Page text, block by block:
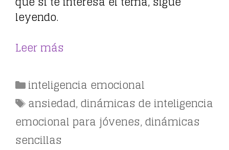
leyendo.
Leer más
Categorías
inteligencia emocional
Etiquetas
ansiedad,dinámicas de inteligencia
emocional para jóvenes,dinámicas
sencillas